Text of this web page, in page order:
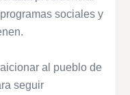
sociales y
al pueblo de
seguir